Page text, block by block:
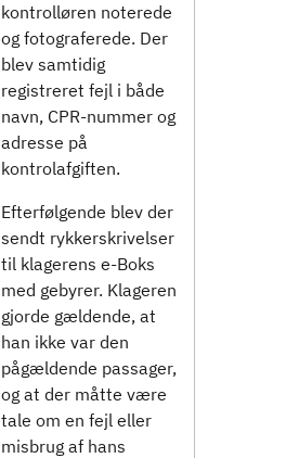
kontrolløren noterede
og fotograferede. Der
blev samtidig
registreret fejl i både
navn, CPR-nummer og
adresse på
kontrolafgiften.
Efterfølgende blev der
sendt rykkerskrivelser
til klagerens e-Boks
med gebyrer. Klageren
gjorde gældende, at
han ikke var den
pågældende passager,
og at der måtte være
tale om en fejl eller
misbrug af hans